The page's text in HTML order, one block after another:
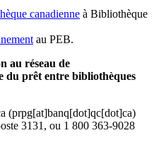
canadienne à Bibliothèque
au PEB.
au réseau de
du prêt entre bibliothèques
(prpg[at]banq[dot]qc[dot]ca)
3131, ou 1 800 363-9028